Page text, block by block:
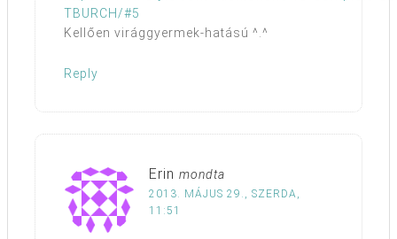
TBURCH/#5
Kellően virággyermek-hatású ^.^
Reply
Erin mondta
2013. MÁJUS 29., SZERDA,
11:51